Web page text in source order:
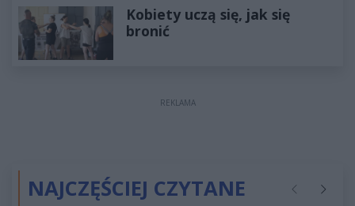
Kobiety uczą się, jak się
bronić
REKLAMA
NAJCZĘŚCIEJ CZYTANE Poprzednie